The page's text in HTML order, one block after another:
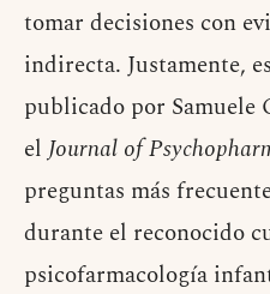
tomar decisiones con
indirecta. Justamente,
publicado por Samuele
el Journal of
preguntas más
durante el reconocido
psicofarmacología